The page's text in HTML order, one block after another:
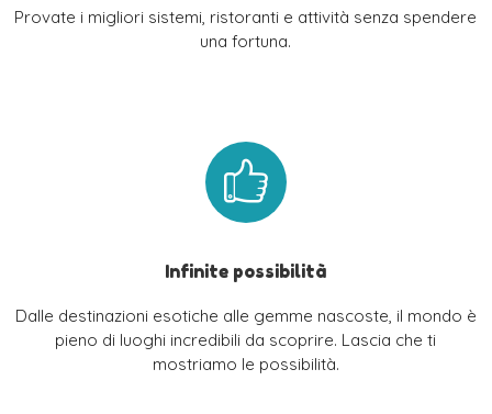
Provate i migliori sistemi, ristoranti e attività senza spendere
una fortuna.
Infinite possibilità
Dalle destinazioni esotiche alle gemme nascoste, il mondo è
pieno di luoghi incredibili da scoprire. Lascia che ti
mostriamo le possibilità.